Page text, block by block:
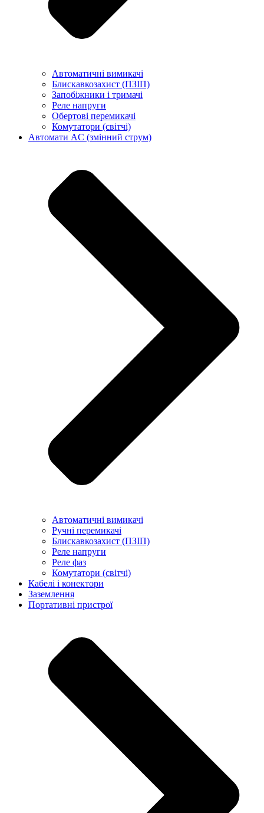
Автоматичні вимикачі
Блискавкозахист (ПЗІП)
Запобіжники і тримачі
Реле напруги
Обертові перемикачі
Комутатори (світчі)
Автомати AC (змінний струм)
Автоматичні вимикачі
Ручні перемикачі
Блискавкозахист (ПЗІП)
Реле напруги
Реле фаз
Комутатори (світчі)
Кабелі і конектори
Заземлення
Портативні пристрої